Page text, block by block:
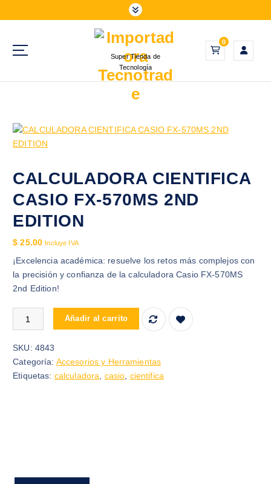
a
Super Tienda de
Tecnología
0
CALCULADORA CIENTIFICA
CASIO FX-570MS 2ND
EDITION
$ 25.00 Incluye IVA
¡Excelencia académica: resuelve los retos más complejos con
la precisión y confianza de la calculadora Casio FX-570MS
2nd Edition!
CALCULADORA CIENTIFICA CASIO FX-570MS 2ND EDITION
Añadir al carrito
SKU: 4843
Categoría: Accesorios y Herramientas
Etiquetas: calculadora casio cientifica